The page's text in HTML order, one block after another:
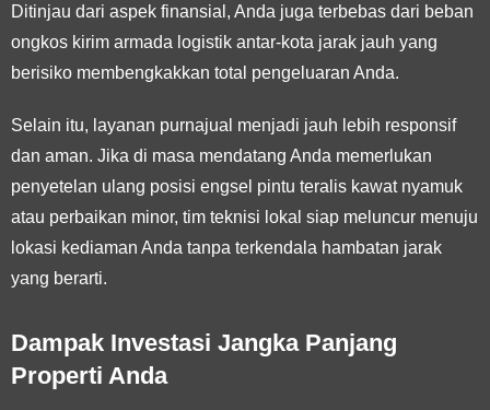
Ditinjau dari aspek finansial, Anda juga terbebas dari beban
ongkos kirim armada logistik antar-kota jarak jauh yang
berisiko membengkakkan total pengeluaran Anda.
Selain itu, layanan purnajual menjadi jauh lebih responsif
dan aman. Jika di masa mendatang Anda memerlukan
penyetelan ulang posisi engsel pintu teralis kawat nyamuk
atau perbaikan minor, tim teknisi lokal siap meluncur menuju
lokasi kediaman Anda tanpa terkendala hambatan jarak
yang berarti.
Dampak Investasi Jangka Panjang
Properti Anda